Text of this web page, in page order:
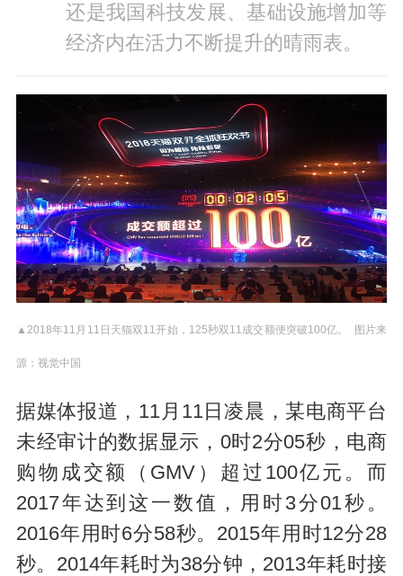
还是我国科技发展、基础设施增加等
经济内在活力不断提升的晴雨表。
▲2018年11月11日天猫双11开始，125秒双11成交额便突破100亿。 图片来
源：视觉中国
据媒体报道，11月11日凌晨，某电商平台
未经审计的数据显示，0时2分05秒，电商
购物成交额（GMV）超过100亿元。而
2017年达到这一数值，用时3分01秒。
2016年用时6分58秒。2015年用时12分28
秒。2014年耗时为38分钟，2013年耗时接